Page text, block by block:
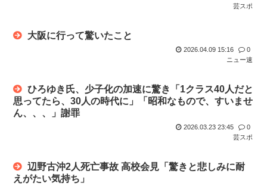
芸スポ
大阪に行って驚いたこと
2026.04.09 15:16
0
ニュー速
ひろゆき氏、少子化の加速に驚き「1クラス40人だと
思ってたら、30人の時代に」「昭和なもので、すいませ
ん、、、」謝罪
2026.03.23 23:45
0
芸スポ
辺野古沖2人死亡事故 高校会見「驚きと悲しみに耐
えがたい気持ち」